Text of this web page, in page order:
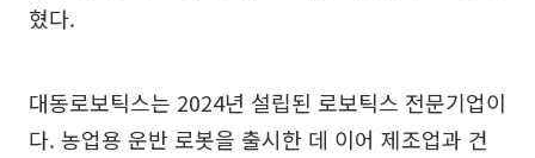
혔다.
대동로보틱스는 2024년 설립된 로보틱스 전문기업이
다. 농업용 운반 로봇을 출시한 데 이어 제조업과 건